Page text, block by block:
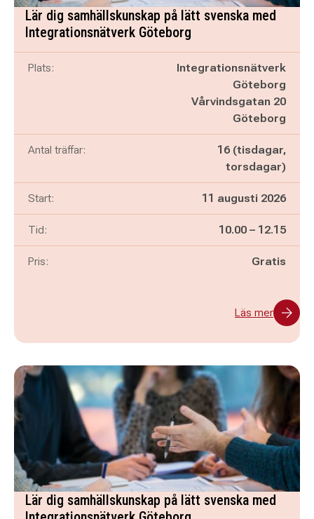
Lär dig samhällskunskap på lätt svenska med
Integrationsnätverk Göteborg
Plats:
Integrationsnätverk
Göteborg
Vårvindsgatan 20
Göteborg
Antal träffar:
16 (tisdagar,
torsdagar)
Start: 11 augusti 2026
Tid: Pågår mellan
10.00 – och
12.15
Pris: Gratis
Läs mer
Lär dig samhällskunskap på lätt svenska med